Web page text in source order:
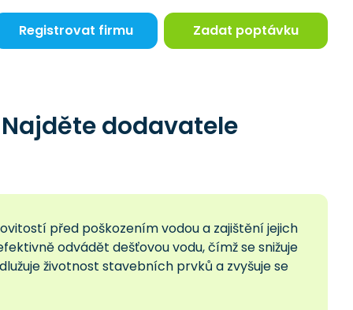
Registrovat firmu Zadat poptávku
dodavatele
před poškozením vodou a zajištění jejich
odvádět dešťovou vodu, čímž se snižuje
životnost stavebních prvků a zvyšuje se